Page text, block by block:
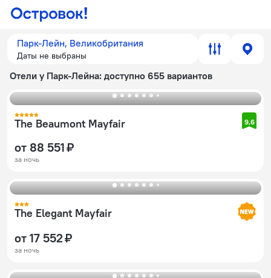
Парк-Лейн, Великобритания
Даты не выбраны
Отели у Парк-Лейна: доступно 655 вариантов
The Beaumont Mayfair 9,6
от 88 551 ₽
за ночь
The Elegant Mayfair
от 17 552 ₽
за ночь